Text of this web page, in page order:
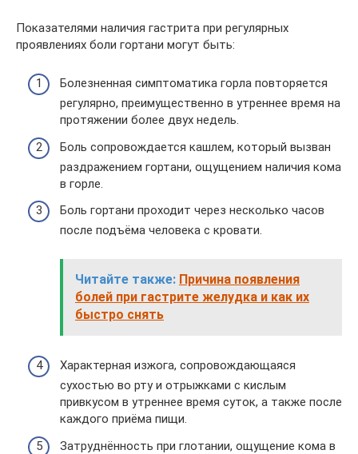
Показателями наличия гастрита при регулярных
проявлениях боли гортани могут быть:
Болезненная симптоматика горла повторяется
регулярно, преимущественно в утреннее время на
протяжении более двух недель.
Боль сопровождается кашлем, который вызван
раздражением гортани, ощущением наличия кома
в горле.
Боль гортани проходит через несколько часов
после подъёма человека с кровати.
Читайте также: Причина появления
болей при гастрите желудка и как их
быстро снять
Характерная изжога, сопровождающаяся
сухостью во рту и отрыжками с кислым
привкусом в утреннее время суток, а также после
каждого приёма пищи.
Затруднённость при глотании, ощущение кома в